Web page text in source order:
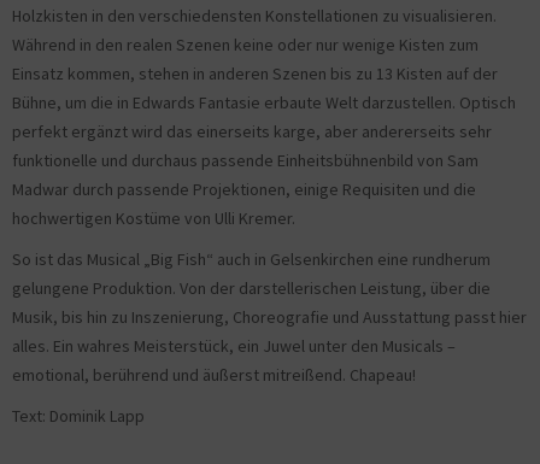
Holzkisten in den verschiedensten Konstellationen zu visualisieren.
Während in den realen Szenen keine oder nur wenige Kisten zum
Einsatz kommen, stehen in anderen Szenen bis zu 13 Kisten auf der
Bühne, um die in Edwards Fantasie erbaute Welt darzustellen. Optisch
perfekt ergänzt wird das einerseits karge, aber andererseits sehr
funktionelle und durchaus passende Einheitsbühnenbild von Sam
Madwar durch passende Projektionen, einige Requisiten und die
hochwertigen Kostüme von Ulli Kremer.
So ist das Musical „Big Fish“ auch in Gelsenkirchen eine rundherum
gelungene Produktion. Von der darstellerischen Leistung, über die
Musik, bis hin zu Inszenierung, Choreografie und Ausstattung passt hier
alles. Ein wahres Meisterstück, ein Juwel unter den Musicals –
emotional, berührend und äußerst mitreißend. Chapeau!
Text: Dominik Lapp